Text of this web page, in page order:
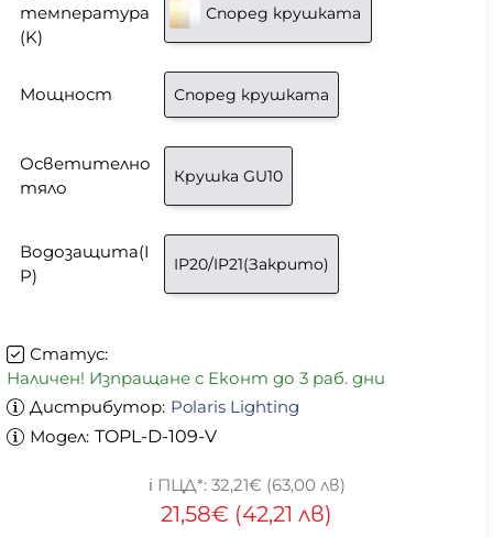
Статус:
Наличен! Изпращане с Еконт до 3 раб. дни
Дистрибутор: Polaris Lighting
Модел: TOPL-D-109-V
21,58€ (42,21 лв)
32,21€ (63,00 лв)
температура
(K)
Според крушката
Мощност Според крушката
Осветително
тяло
Крушка GU10
Водозащита(I
P)
IP20/IP21(Закрито)